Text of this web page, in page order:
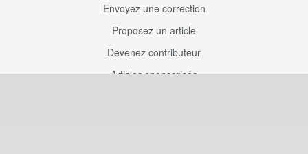
Envoyez une correction
Proposez un article
Devenez contributeur
Articles sponsorisés